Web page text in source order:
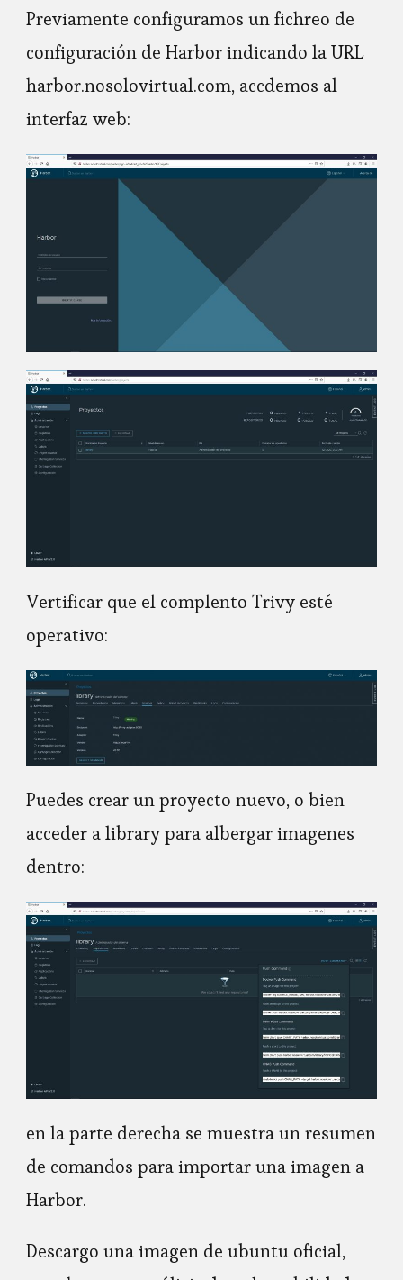
Previamente configuramos un fichreo de
configuración de Harbor indicando la URL
harbor.nosolovirtual.com, accdemos al
interfaz web:
Vertificar que el complento Trivy esté
operativo:
Puedes crear un proyecto nuevo, o bien
acceder a library para albergar imagenes
dentro:
en la parte derecha se muestra un resumen
de comandos para importar una imagen a
Harbor.
Descargo una imagen de ubuntu oficial,